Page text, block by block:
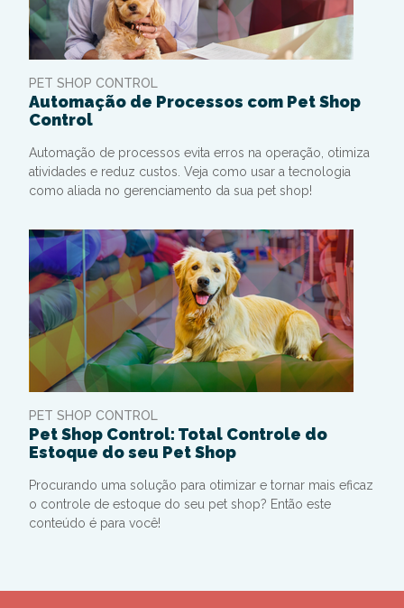
PET SHOP CONTROL
Automação de Processos com Pet Shop
Control
Automação de processos evita erros na operação, otimiza
atividades e reduz custos. Veja como usar a tecnologia
como aliada no gerenciamento da sua pet shop!
PET SHOP CONTROL
Pet Shop Control: Total Controle do
Estoque do seu Pet Shop
Procurando uma solução para otimizar e tornar mais eficaz
o controle de estoque do seu pet shop? Então este
conteúdo é para você!